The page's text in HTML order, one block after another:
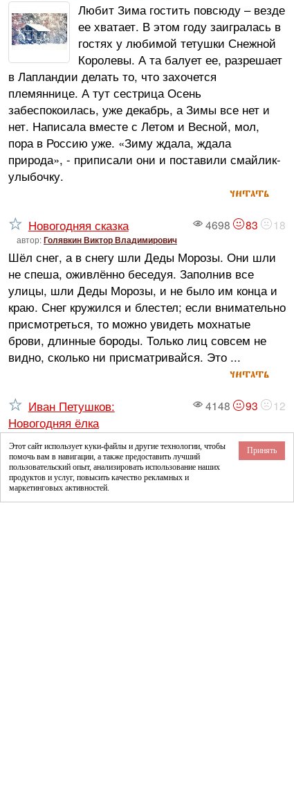
Любит Зима гостить повсюду – везде
ее хватает. В этом году заигралась в
гостях у любимой тетушки Снежной
Королевы. А та балует ее, разрешает
в Лапландии делать то, что захочется
племяннице. А тут сестрица Осень
забеспокоилась, уже декабрь, а Зимы все нет и
нет. Написала вместе с Летом и Весной, мол,
пора в Россию уже. «Зиму ждала, ждала
природа», - приписали они и поставили смайлик-
улыбочку.
читать
4698 83 18
Новогодняя сказка
автор:Голявкин Виктор Владимирович
Шёл снег, а в снегу шли Деды Морозы. Они шли
не спеша, оживлённо беседуя. Заполнив все
улицы, шли Деды Морозы, и не было им конца и
краю. Снег кружился и блестел; если внимательно
присмотреться, то можно увидеть мохнатые
брови, длинные бороды. Только лиц совсем не
видно, сколько ни присматривайся. Это ...
читать
4148 93 12
Иван Петушков:
Новогодняя ёлка
автор:
Я как-то на даче встречал Новый год, К
двенадцати двигалась стрелка… И вдруг за
окошком как что-то рванёт! Не бомба ли, думаю, в
мой огород?! Гляжу: это ж надо!.. ТАРЕЛКА! А
Этот сайт использует куки-файлы и другие технологии, чтобы
помочь вам в навигации, а также предоставить лучший
пользовательский опыт, анализировать использование наших
продуктов и услуг, повысить качество рекламных и
маркетинговых активностей.
Принять